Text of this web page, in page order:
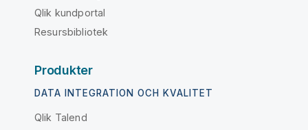
Qlik kundportal
Resursbibliotek
Produkter
DATA INTEGRATION OCH KVALITET
Qlik Talend